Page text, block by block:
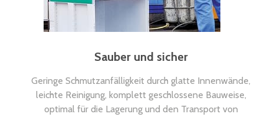
Sauber und sicher
Geringe Schmutzanfälligkeit durch glatte Innenwände,
leichte Reinigung, komplett geschlossene Bauweise,
optimal für die Lagerung und den Transport von